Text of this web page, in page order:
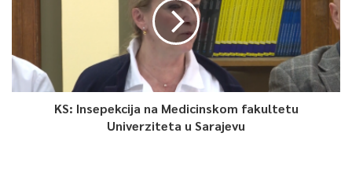
KS: Insepekcija na Medicinskom fakultetu
Univerziteta u Sarajevu